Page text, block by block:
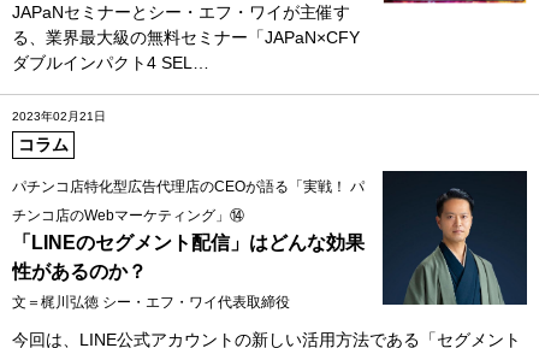
JAPaNセミナーとシー・エフ・ワイが主催す
る、業界最大級の無料セミナー「JAPaN×CFY
ダブルインパクト4 SEL…
2023年02月21日
コラム
パチンコ店特化型広告代理店のCEOが語る「実戦！ パ
チンコ店のWebマーケティング」⑭
「LINEのセグメント配信」はどんな効果
性があるのか？
文＝梶川弘徳 シー・エフ・ワイ代表取締役
今回は、LINE公式アカウントの新しい活用方法である「セグメント